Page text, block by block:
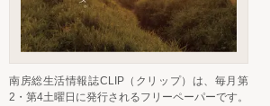
南房総生活情報誌CLIP（クリップ）は、毎月第
2・第4土曜日に発行されるフリーペーパーです。